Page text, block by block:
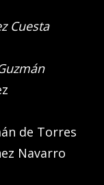
Cuesta
de Torres
Navarro